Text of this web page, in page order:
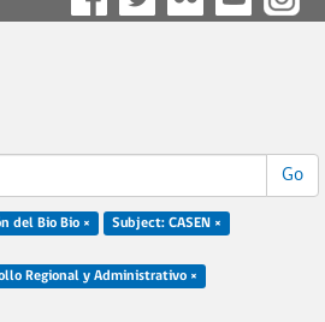
Go
del Bio Bio ×
Subject: CASEN ×
Regional y Administrativo ×